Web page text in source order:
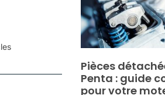
Pièces
Penta : guide
pour votre